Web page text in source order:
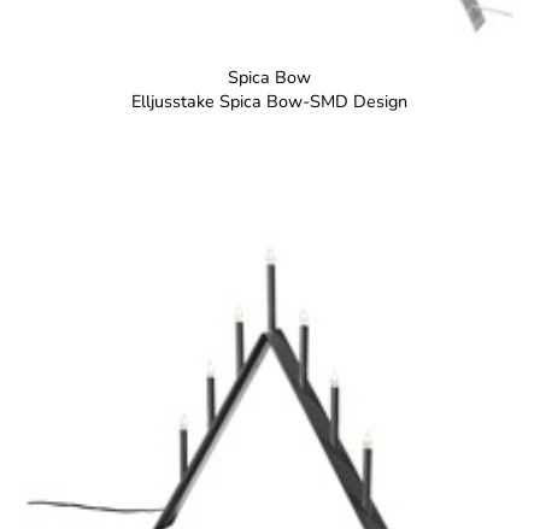
Spica Bow
Elljusstake Spica Bow-SMD Design